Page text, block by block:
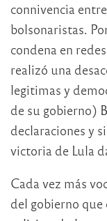
connivencia
bolsonaristas.
condena en
realizó una
legitimas y
de su gobierno)
declaraciones y
victoria de Lula
Cada vez más
del gobierno que